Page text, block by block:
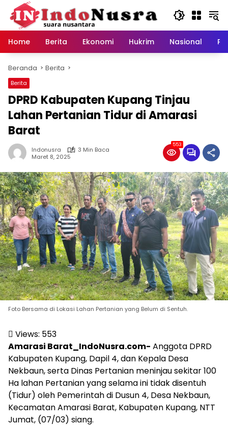
Langsung
konten
Home
Berita Ekonomi Hukrim Nasional
Beranda Berita
Berita
DPRD Kabupaten Kupang Tinjau
Lahan Pertanian Tidur di Amarasi
Barat
Indonusra
3 Min Baca
Maret 8, 2025
553
Foto Bersama di Lokasi Lahan Pertanian yang Belum di Sentuh.
Views: 553
Amarasi Barat_IndoNusra.com- Anggota DPRD
Kabupaten Kupang, Dapil 4, dan Kepala Desa
Nekbaun, serta Dinas Pertanian meninjau sekitar 100
Ha lahan Pertanian yang selama ini tidak disentuh
(Tidur) oleh Pemerintah di Dusun 4, Desa Nekbaun,
Kecamatan Amarasi Barat, Kabupaten Kupang, NTT
Jumat, (07/03) siang.